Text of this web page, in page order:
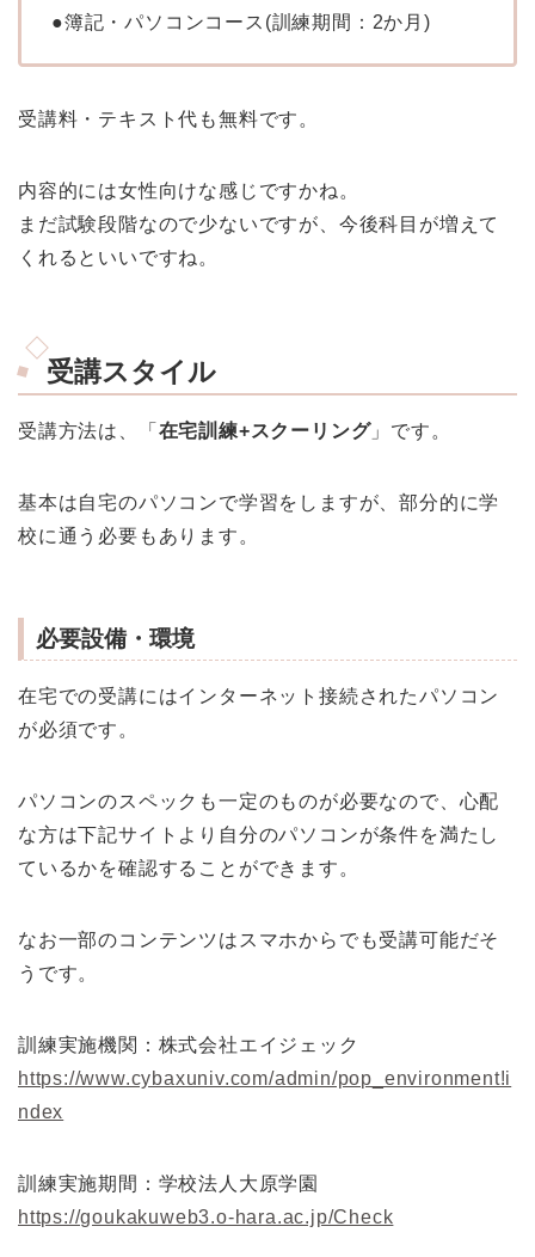
●簿記・パソコンコース(訓練期間：2か月)
受講料・テキスト代も無料です。
内容的には女性向けな感じですかね。
まだ試験段階なので少ないですが、今後科目が増えて
くれるといいですね。
受講スタイル
受講方法は、「 在宅訓練+スクーリング」です。
基本は自宅のパソコンで学習をしますが、部分的に学
校に通う必要もあります。
必要設備・環境
在宅での受講にはインターネット接続されたパソコン
が必須です。
パソコンのスペックも一定のものが必要なので、心配
な方は下記サイトより自分のパソコンが条件を満たし
ているかを確認することができます。
なお一部のコンテンツはスマホからでも受講可能だそ
うです。
訓練実施機関：株式会社エイジェック
https://www.cybaxuniv.com/admin/pop_environment!i
ndex
訓練実施期間：学校法人大原学園
https://goukakuweb3.o-hara.ac.jp/Check